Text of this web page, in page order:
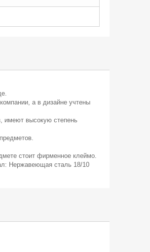
а в дизайне учтены
имеют высокую степень
стоит фирменное клеймо.
Нержавеющая сталь 18/10